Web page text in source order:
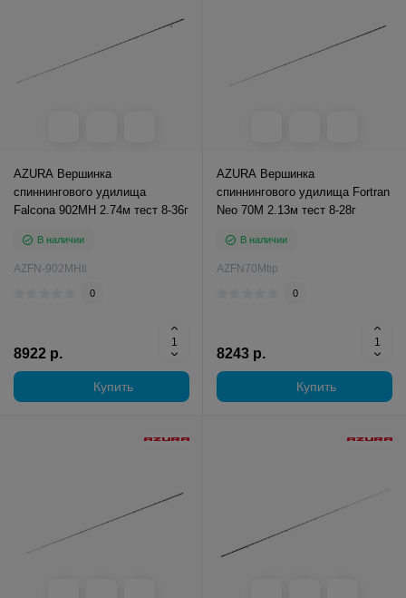
AZURA Вершинка
спиннингового удилища
Falcona 902MH 2.74м тест 8-36г
В наличии
AZFN-902MHti
0
8922 р.
Купить
AZURA Вершинка
спиннингового удилища Fortran
Neo 70M 2.13м тест 8-28г
В наличии
AZFN70Mtip
0
8243 р.
Купить